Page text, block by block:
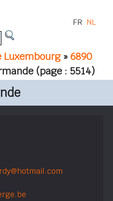
Luxembourg»6890
(page : 5514)
FR NL